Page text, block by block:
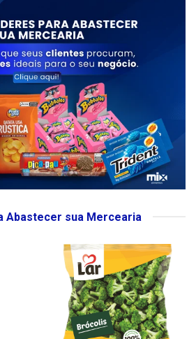
Abastecer sua Mercearia